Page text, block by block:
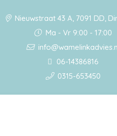
Nieuwstraat 43 A, 7091 DD,
Ma - Vr 9:00 - 17:00
06-14386816
0315-653450